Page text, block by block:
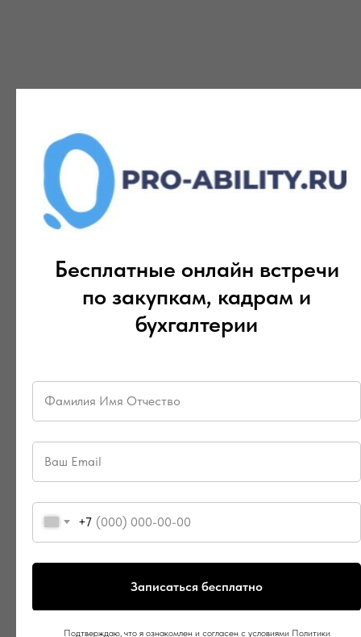
Бесплатные онлайн встречи
по закупкам, кадрам и
бухгалтерии
+7
Записаться бесплатно
Подтверждаю, что я ознакомлен и согласен с условиями Политики